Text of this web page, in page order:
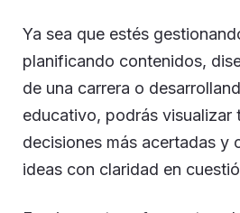
Ya sea que estés
planificando contenidos,
de una carrera o
educativo, podrás visualizar
decisiones más acertadas y
ideas con claridad en